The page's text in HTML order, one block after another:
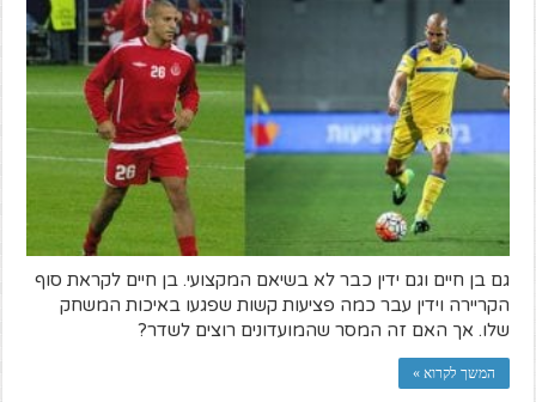
גם בן חיים וגם ידין כבר לא בשיאם המקצועי. בן חיים לקראת סוף
הקריירה וידין עבר כמה פציעות קשות שפגעו באיכות המשחק
שלו. אך האם זה המסר שהמועדונים רוצים לשדר?
המשך לקרוא »